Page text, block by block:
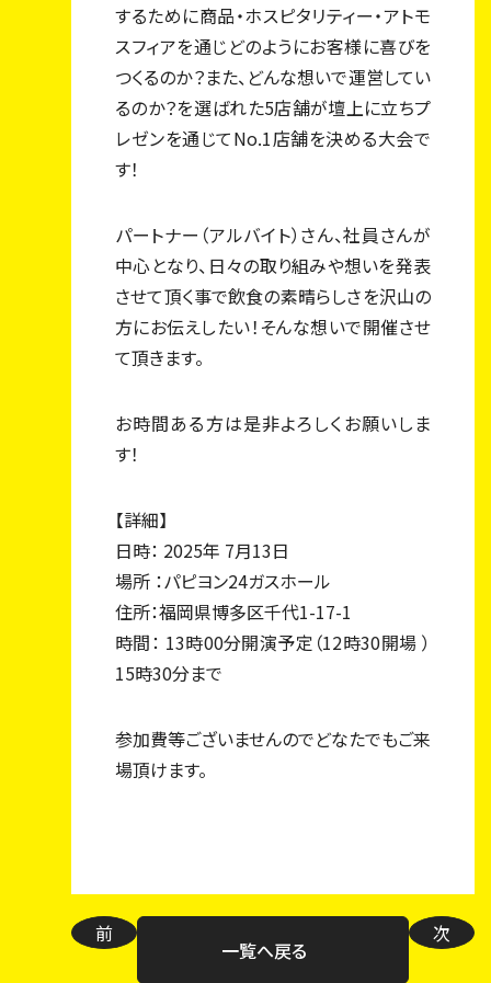
トップページ
フーマンジャーナル
事業内容
店舗一覧
採用情報
スタッフ紹介
エントリー・お問い合わせ
するために商品・ホスピタリティー・アトモ
スフィアを通じどのようにお客様に喜びを
つくるのか？また、どんな想いで運営してい
るのか？を選ばれた5店舗が壇上に立ちプ
レゼンを通じてNo.1店舗を決める大会で
す！
パートナー（アルバイト）さん、社員さんが
中心となり、日々の取り組みや想いを発表
させて頂く事で飲食の素晴らしさを沢山の
方にお伝えしたい！そんな想いで開催させ
て頂きます。
お時間ある方は是非よろしくお願いしま
す！
【詳細】
日時： 2025年 7月13日
場所 ：パピヨン24ガスホール
住所：福岡県博多区千代1-17-1
時間： 13時00分開演予定（12時30開場 ）
15時30分まで
参加費等ございませんのでどなたでもご来
場頂けます。
前
一覧へ戻る
次